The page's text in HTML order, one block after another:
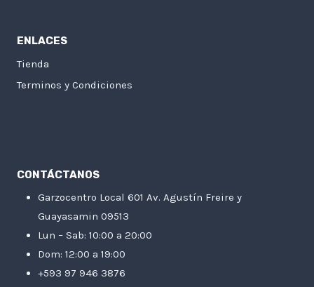
ENLACES
Tienda
Terminos y Condiciones
CONTÁCTANOS
Garzocentro Local 601 Av. Agustín Freire y
Guayasamin 09513
Lun – Sab: 10:00 a 20:00
Dom: 12:00 a 19:00
+593 97 946 3876